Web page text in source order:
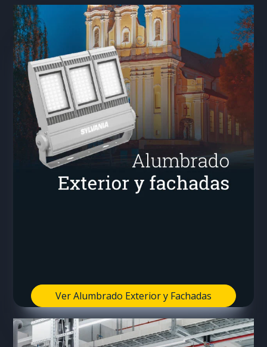
Ver Alumbrado Exterior y Fachadas